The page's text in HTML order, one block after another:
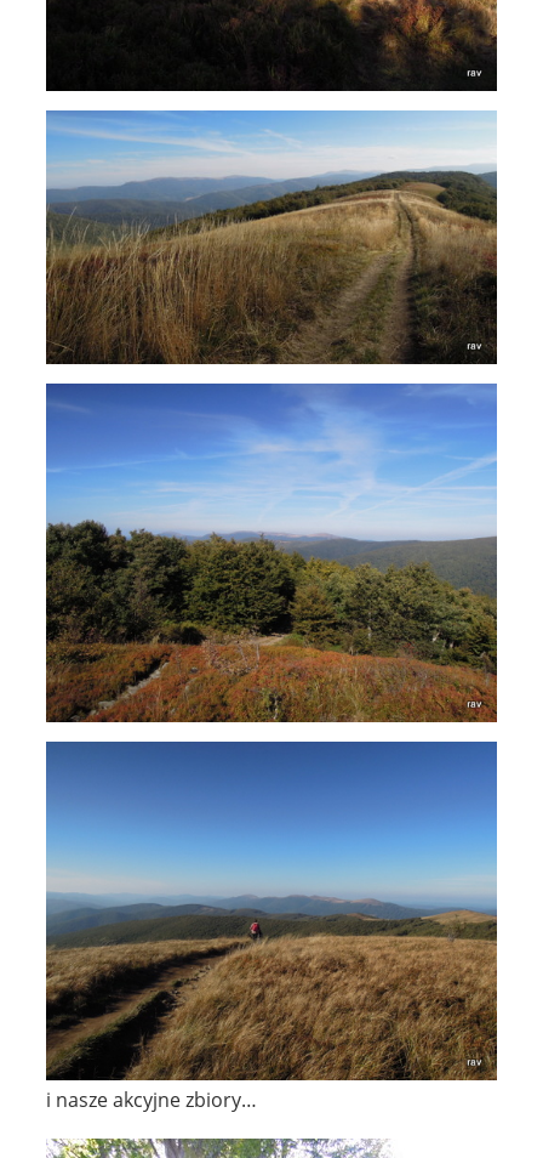
i nasze akcyjne zbiory…